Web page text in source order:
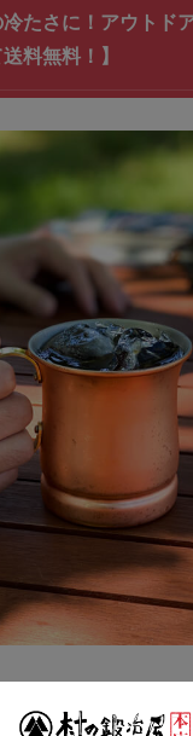
たさに！アウトド
料無料！】